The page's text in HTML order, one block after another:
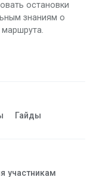
остановки
знаниям о
Гайды
участникам